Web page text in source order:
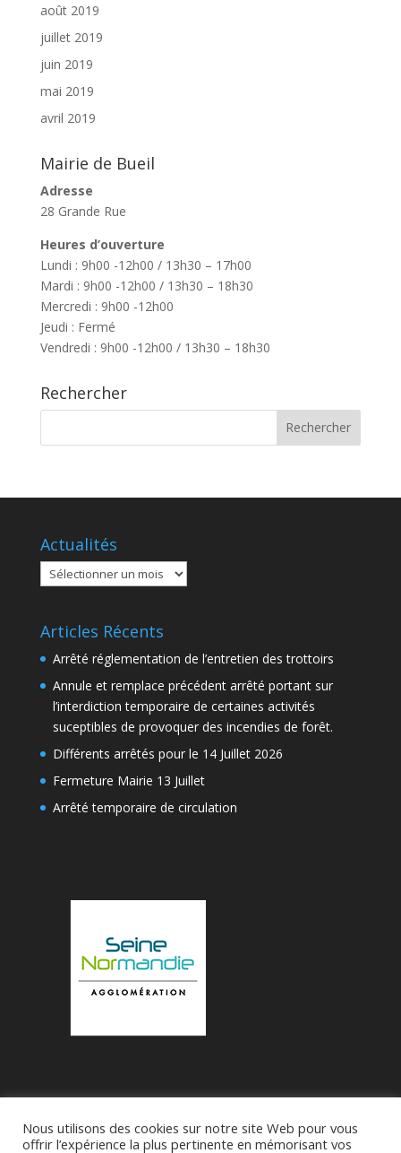
août 2019
juillet 2019
juin 2019
mai 2019
avril 2019
Mairie de Bueil
Adresse
28 Grande Rue
Heures d’ouverture
Lundi : 9h00 -12h00 / 13h30 – 17h00
Mardi : 9h00 -12h00 / 13h30 – 18h30
Mercredi : 9h00 -12h00
Jeudi : Fermé
Vendredi : 9h00 -12h00 / 13h30 – 18h30
Rechercher
Actualités
Actualités
Articles Récents
Arrêté réglementation de l’entretien des trottoirs
Annule et remplace précédent arrêté portant sur
l’interdiction temporaire de certaines activités
suceptibles de provoquer des incendies de forêt.
Différents arrêtés pour le 14 Juillet 2026
Fermeture Mairie 13 Juillet
Arrêté temporaire de circulation
Accueil Municipalité Le Village de Bueil
Nous utilisons des cookies sur notre site Web pour vous
offrir l’expérience la plus pertinente en mémorisant vos